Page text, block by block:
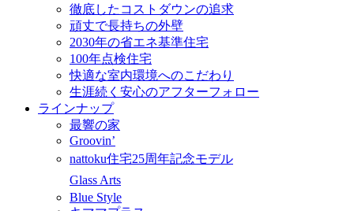
徹底したコストダウンの追求
頑丈で長持ちの外壁
2030年の省エネ基準住宅
100年点検住宅
快適な室内環境へのこだわり
生涯続く安心のアフターフォロー
ラインナップ
最響の家
Groovin’
nattoku住宅25周年記念モデル
Glass Arts
Blue Style